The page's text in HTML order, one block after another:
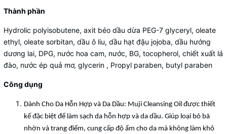
Thành phần
Hydrolic polyisobutene, axit béo dầu dừa PEG-7 glyceryl, oleate
ethyl, oleate sorbitan, dầu ô liu, dầu hạt đậu jojoba, dầu hướng
dương lai, DPG, nước hoa cam, nước, BG, tocopherol, chiết xuất lá
đào, nước ép quả mơ, glycerin , Propyl paraben, butyl paraben
Công dụng
Dành Cho Da Hỗn Hợp và Da Dầu: Muji Cleansing Oil được thiết
kế đặc biệt để làm sạch da hỗn hợp và da dầu. Giúp loại bỏ bã
nhờn và trang điểm, cung cấp độ ẩm cho da mà không làm khô